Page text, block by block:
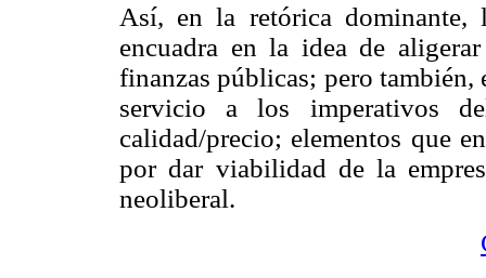
Así, en la retórica dominante,
encuadra en la idea de
finanzas públicas; pero
servicio a los imperativos
calidad/precio; elementos que
por dar viabilidad de la
neoliberal.